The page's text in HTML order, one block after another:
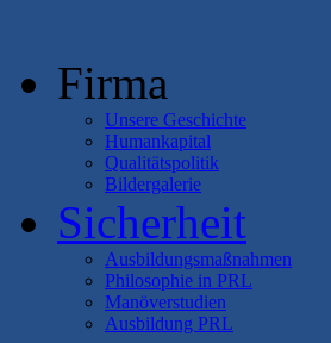
Firma
Unsere Geschichte
Humankapital
Qualitätspolitik
Bildergalerie
Sicherheit
Ausbildungsmaßnahmen
Philosophie in PRL
Manöverstudien
Ausbildung PRL